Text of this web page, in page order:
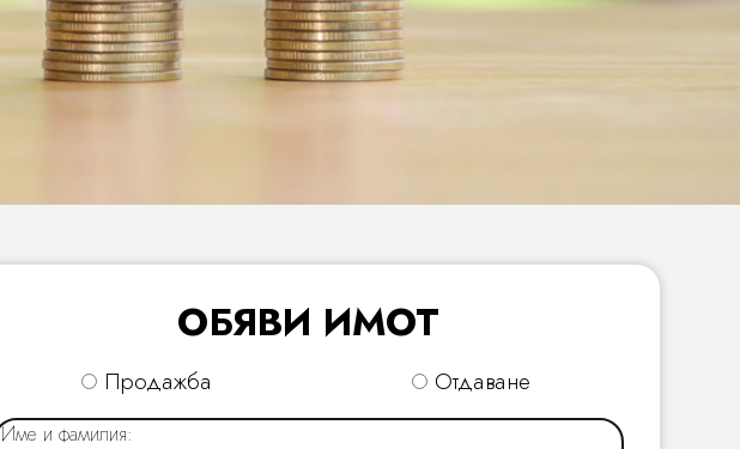
ОБЯВИ ИМОТ
Продажбa Отдаване
Име и фамилия: